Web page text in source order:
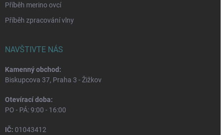
Příběh merino ovcí
Příběh zpracování vlny
NAVŠTIVTE NÁS
Kamenný obchod:
Biskupcova 37, Praha 3 - Žižkov
Otevírací doba:
PO - PÁ: 9:00 - 16:00
IČ: 01043412